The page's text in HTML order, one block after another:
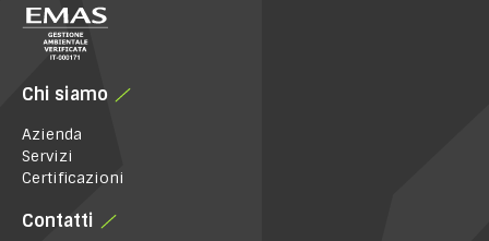
Chi siamo
Azienda
Servizi
Certificazioni
Contatti